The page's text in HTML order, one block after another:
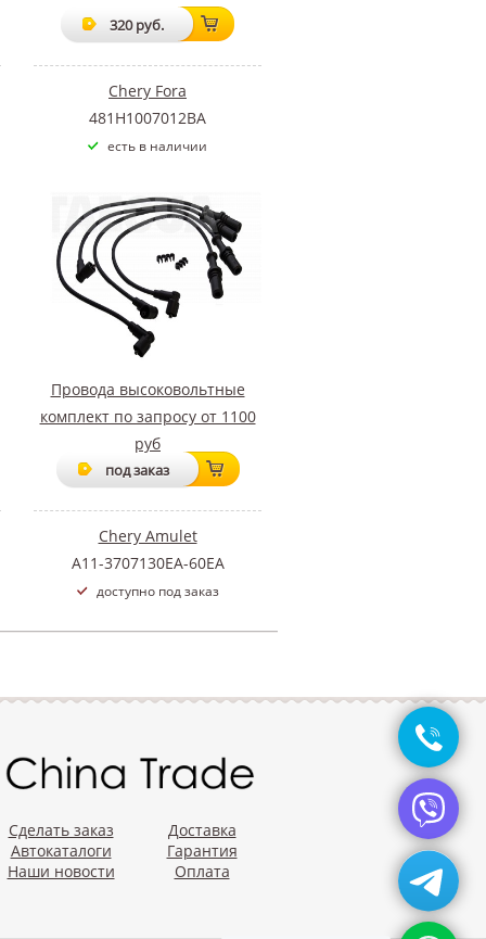
320 руб.
Chery Fora
481H1007012BA
есть в наличии
Провода высоковольтные
комплект по запросу от 1100
руб
под заказ
Chery Amulet
A11-3707130EA-60EA
доступно под заказ
Сделать заказ
Автокаталоги
Наши новости
Доставка
Гарантия
Оплата